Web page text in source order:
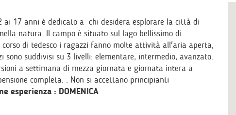
ai 17 anni è dedicato a chi desidera esplorare la città di
natura. Il campo è situato sul lago bellissimo di
di tedesco i ragazzi fanno molte attività all'aria aperta,
suddivisi su 3 livelli: elementare, intermedio, avanzato.
a settimana di mezza giornata e giornata intera a
completa. . Non si accettano principianti
esperienza : DOMENICA